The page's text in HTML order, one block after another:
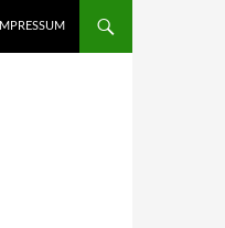
IMPRESSUM